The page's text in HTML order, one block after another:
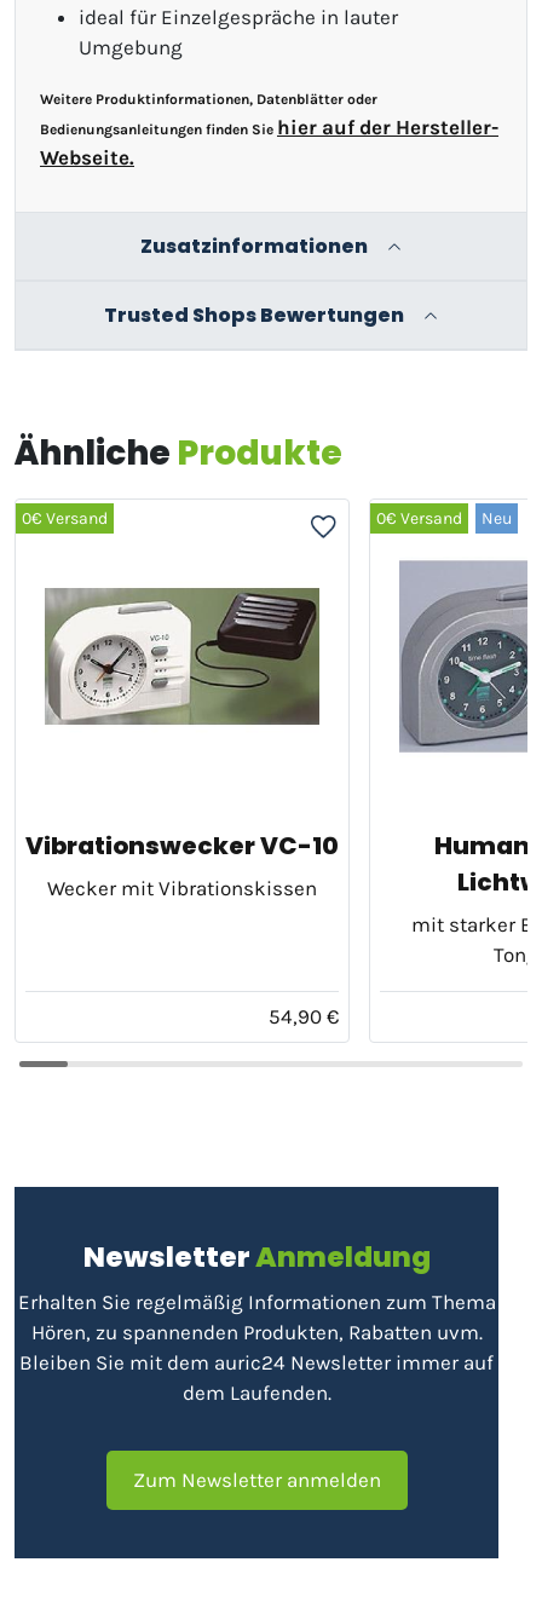
ideal für Einzelgespräche in lauter
Umgebung
Weitere Produktinformationen, Datenblätter oder
Bedienungsanleitungen finden Sie hier auf der Hersteller-
Webseite.
Zusatzinformationen
Trusted Shops Bewertungen
Ähnliche Produkte
0€ Versand
Vibrationswecker VC-10
Wecker mit Vibrationskissen
54,90 €
0€ Versand Neu
Human
mit starker
NewsletterAnmeldung
Erhalten Sie regelmäßig Informationen zum Thema
Hören, zu spannenden Produkten, Rabatten uvm.
Bleiben Sie mit dem auric24 Newsletter immer auf
dem Laufenden.
Zum Newsletter anmelden